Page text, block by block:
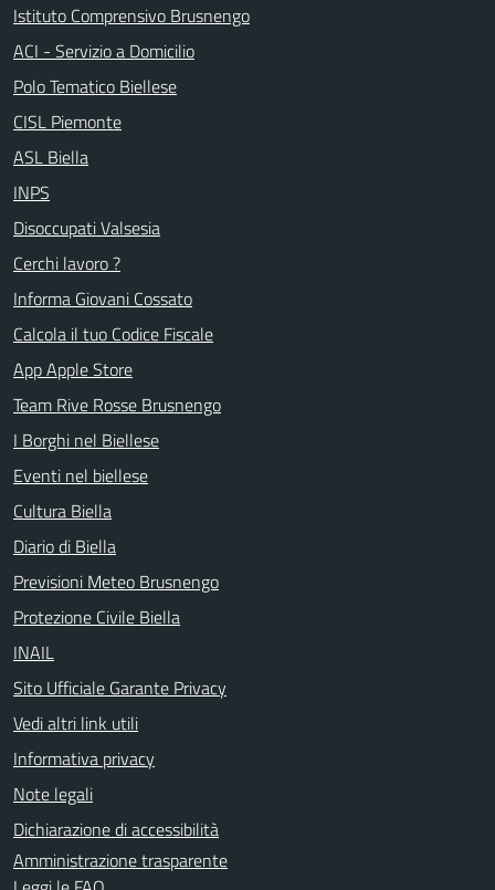
Istituto Comprensivo Brusnengo
ACI - Servizio a Domicilio
Polo Tematico Biellese
CISL Piemonte
ASL Biella
INPS
Disoccupati Valsesia
Cerchi lavoro ?
Informa Giovani Cossato
Calcola il tuo Codice Fiscale
App Apple Store
Team Rive Rosse Brusnengo
I Borghi nel Biellese
Eventi nel biellese
Cultura Biella
Diario di Biella
Previsioni Meteo Brusnengo
Protezione Civile Biella
INAIL
Sito Ufficiale Garante Privacy
Vedi altri link utili
Informativa privacy
Note legali
Dichiarazione di accessibilità
Amministrazione trasparente